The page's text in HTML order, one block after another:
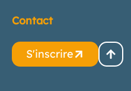
Contact
S'inscrire